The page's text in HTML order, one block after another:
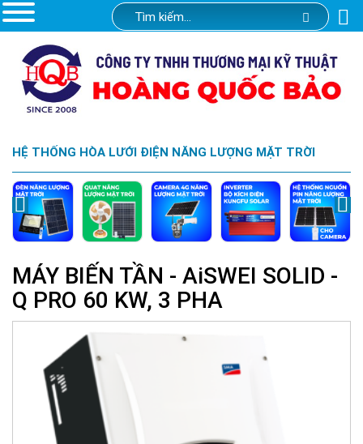
HỆ THỐNG HÒA LƯỚI ĐIỆN NĂNG LƯỢNG MẶT TRỜI
MÁY BIẾN TẦN - AiSWEI SOLID -
Q PRO 60 KW, 3 PHA